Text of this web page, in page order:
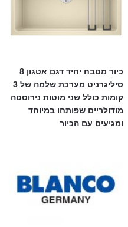
כיור מטבח יחיד דגם אטגון 8
סיליגרניט מערכת שלמה של 3
קומות כולל שני מוטות נירוסטה
מודולריים שפותחו במיוחד
ומגיעים עם הכיור